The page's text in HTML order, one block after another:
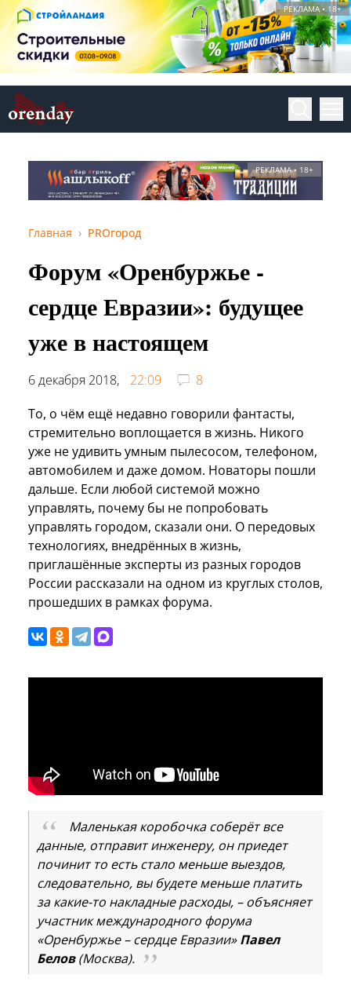
РЕКЛАМА • 18+
РЕКЛАМА • 18+
Главная PROгород
Форум «Оренбуржье -
сердце Евразии»: будущее
уже в настоящем
6 декабря 2018, 22:09
8
То, о чём ещё недавно говорили фантасты,
стремительно воплощается в жизнь. Никого
уже не удивить умным пылесосом, телефоном,
автомобилем и даже домом. Новаторы пошли
дальше. Если любой системой можно
управлять, почему бы не попробовать
управлять городом, сказали они. О передовых
технологиях, внедрённых в жизнь,
приглашённые эксперты из разных городов
России рассказали на одном из круглых столов,
прошедших в рамках форума.
Маленькая коробочка соберёт все
данные, отправит инженеру, он приедет
починит то есть стало меньше выездов,
следовательно, вы будете меньше платить
за какие-то накладные расходы, – объясняет
участник международного форума
«Оренбуржье – сердце Евразии»Павел
Белов(Москва).